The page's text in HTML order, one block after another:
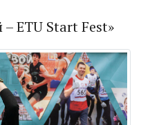
ETU Start Fest»